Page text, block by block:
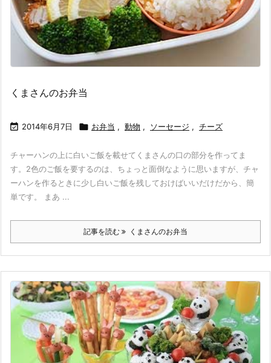
くまさんのお弁当
 2014年6月7日  お弁当 , 動物 , ソーセージ , チーズ
チャーハンの上に白いご飯を載せてくまさんの口の部分を作ってま
す。2色のご飯を要するのは、ちょっと面倒なように思いますが、チャ
ーハンを作るときに少し白いご飯を残しておけばいいだけだから、簡
単です。 まあ ...
記事を読む くまさんのお弁当